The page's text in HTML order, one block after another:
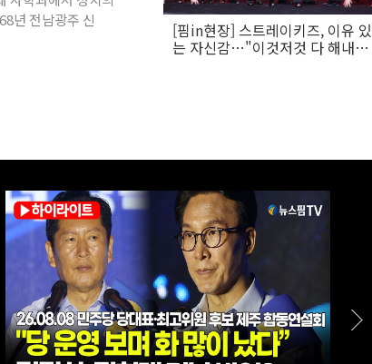
년 전남광주 신
[핌in현장] 스트레이키즈, 이유 있
는 자신감…"이것저것 다 해내는